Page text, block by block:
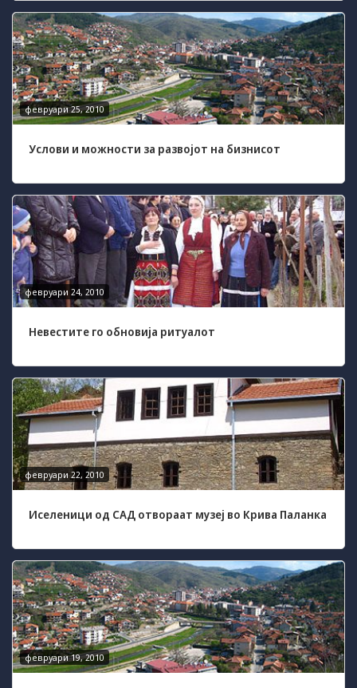
февруари 25, 2010
Услови и можности за развојот на бизнисот
февруари 24, 2010
Невестите го обновија ритуалот
февруари 22, 2010
Иселеници од САД отвораат музеј во Крива Паланка
февруари 19, 2010
functionality
will
disappear
from the
website.
By sharing
interests and
behavior as
you visit our
site, you
increase the
chance of
seeing
personalized
content and